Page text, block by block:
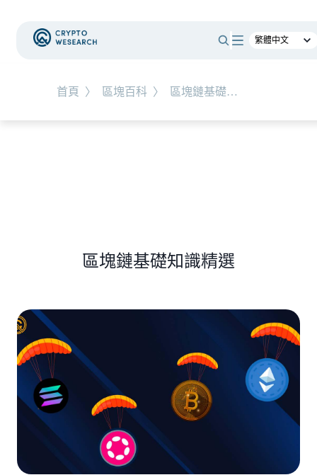
首頁 〉 區塊百科 〉 區塊鏈基礎知識
總體經濟 #Corporate Adoption
區塊鏈基礎知識精選